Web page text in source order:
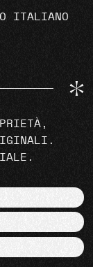
ITALIANO